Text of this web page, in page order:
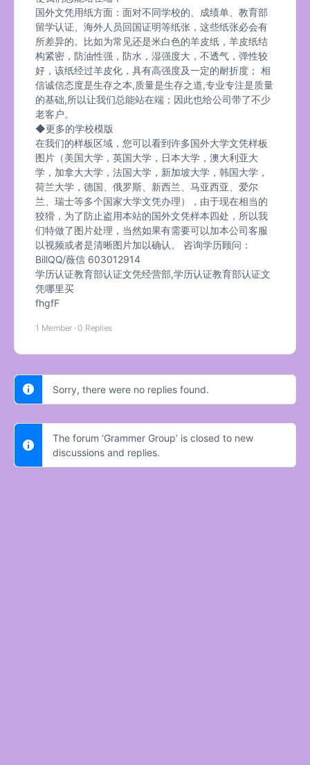
国外文凭用纸方面：面对不同学校的、成绩单、教育部
留学认证、海外人员回国证明等纸张，这些纸张必会有
所差异的。比如为常见还是米白色的羊皮纸，羊皮纸结
构紧密，防油性强，防水，湿强度大，不透气，弹性较
好，该纸经过羊皮化，具有高强度及一定的耐折度； 相
信诚信态度是生存之本,质量是生存之道,专业专注是质量
的基础,所以让我们总能站在端；因此也给公司带了不少
老客户。
◆更多的学校模版
在我们的样板区域，您可以看到许多国外大学文凭样板
图片（美国大学，英国大学，日本大学，澳大利亚大
学，加拿大大学，法国大学，新加坡大学，韩国大学，
荷兰大学，德国、俄罗斯、新西兰、马亚西亚、爱尔
兰、瑞士等多个国家大学文凭办理），由于现在相当的
狡猾，为了防止盗用本站的国外文凭样本四处，所以我
们特做了图片处理，当然如果有需要可以加本公司客服
以视频或者是清晰图片加以确认。 咨询学历顾问：
BillQQ/薇信 603012914
学历认证教育部认证文凭经营部,学历认证教育部认证文
凭哪里买
fhgfF
1 Member · 0 Replies
Sorry, there were no replies found.
The forum ‘Grammer Group’ is closed to new
discussions and replies.